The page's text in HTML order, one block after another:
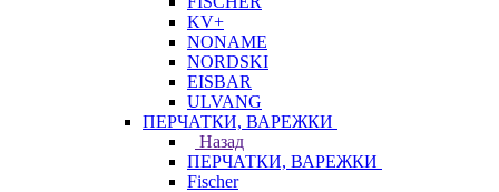
KV+
NONAME
NORDSKI
EISBAR
ULVANG
ПЕРЧАТКИ, ВАРЕЖКИ
Назад
ПЕРЧАТКИ, ВАРЕЖКИ
Fischer